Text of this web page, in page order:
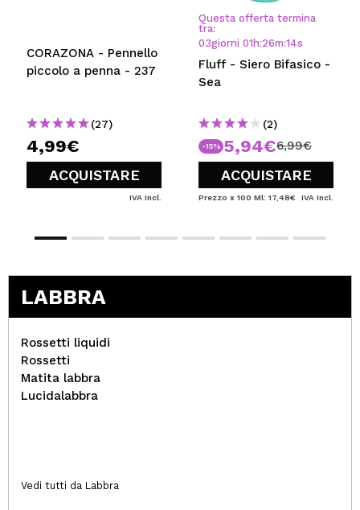
CORAZONA - Pennello
piccolo a penna - 237
(27)
4,99€
ACQUISTARE
IVA Incl.
Questa offerta termina
tra:
03giorni 01h:26m:14s
Fluff - Siero Bifasico -
Sea
(2)
-15% 5,94€6,99€
ACQUISTARE
Prezzo x 100 Ml: 17,48€ IVA Incl.
LABBRA
Rossetti liquidi
Rossetti
Matita labbra
Lucidalabbra
Vedi tutti da Labbra